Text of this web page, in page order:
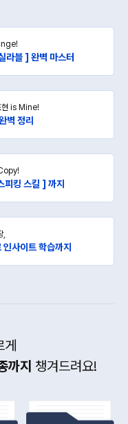
라블 ] 완벽 마스터
현 is Mine!
벽 정리
피킹 스킬 ] 까지
,
사이트 학습까지
까지 챙겨드려요!